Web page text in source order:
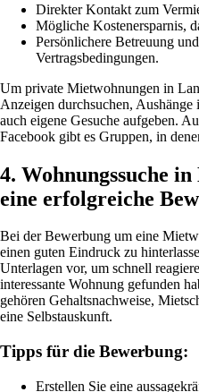
Direkter Kontakt zum
Mögliche Kostenersparnis,
Persönlichere Betreuung
Vertragsbedingungen.
Um private Mietwohnungen in
Anzeigen durchsuchen, Aushänge
auch eigene Gesuche aufgeben.
Facebook gibt es Gruppen, in
4. Wohnungssuche
eine erfolgreiche
Bei der Bewerbung um eine
einen guten Eindruck zu
Unterlagen vor, um schnell
interessante Wohnung gefunden
gehören Gehaltsnachweise,
eine Selbstauskunft.
Tipps für die Bewerbung:
Erstellen Sie eine